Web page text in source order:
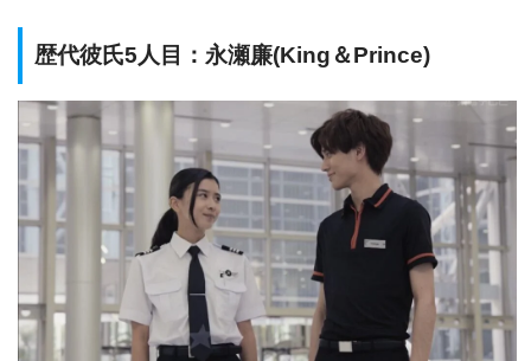
歴代彼氏5人目：永瀬廉(King＆Prince)